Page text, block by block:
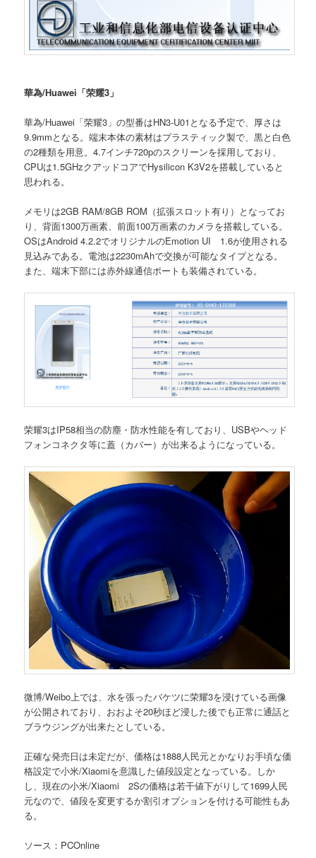
華為/Huawei「荣耀3」
華為/Huawei「荣耀3」の型番はHN3-U01となる予定で、厚さは
9.9mmとなる。端末本体の素材はプラスティック製で、黒と白色
の2種類を用意。4.7インチ720pのスクリーンを採用しており、
CPUは1.5GHzクアッドコアでHysilicon K3V2を搭載していると
思われる。
メモリは2GB RAM/8GB ROM（拡張スロット有り）となってお
り、背面1300万画素、前面100万画素のカメラを搭載している。
OSはAndroid 4.2.2でオリジナルのEmotion UI 1.6が使用される
見込みである。電池は2230mAhで交換が可能なタイプとなる。
また、端末下部には赤外線通信ポートも装備されている。
荣耀3はIP58相当の防塵・防水性能を有しており、USBやヘッド
フォンコネクタ等に蓋（カバー）が出来るようになっている。
微博/Weibo上では、水を張ったバケツに荣耀3を浸けている画像
が公開されており、おおよそ20秒ほど浸した後でも正常に通話と
ブラウジングが出来たとしている。
正確な発売日は未定だが、価格は1888人民元とかなりお手頃な価
格設定で小米/Xiaomiを意識した値段設定となっている。しか
し、現在の小米/Xiaomi 2Sの価格は若干値下がりして1699人民
元なので、値段を変更するか割引オプションを付ける可能性もあ
る。
ソース：PCOnline